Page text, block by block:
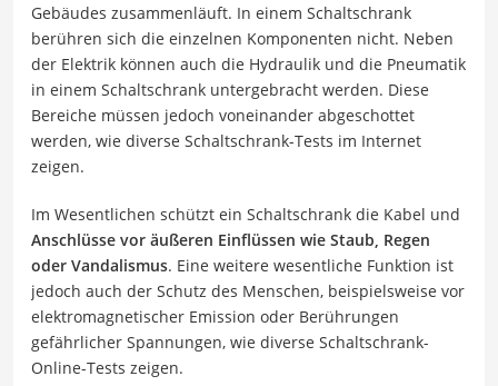
Gebäudes zusammenläuft. In einem Schaltschrank
berühren sich die einzelnen Komponenten nicht. Neben
der Elektrik können auch die Hydraulik und die Pneumatik
in einem Schaltschrank untergebracht werden. Diese
Bereiche müssen jedoch voneinander abgeschottet
werden, wie diverse Schaltschrank-Tests im Internet
zeigen.
Im Wesentlichen schützt ein Schaltschrank die Kabel und
Anschlüsse vor äußeren Einflüssen wie Staub, Regen
oder Vandalismus. Eine weitere wesentliche Funktion ist
jedoch auch der Schutz des Menschen, beispielsweise vor
elektromagnetischer Emission oder Berührungen
gefährlicher Spannungen, wie diverse Schaltschrank-
Online-Tests zeigen.